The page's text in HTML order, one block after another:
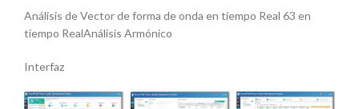
Análisis de Vector de forma de onda en tiempo Real 63 en
tiempo RealAnálisis Armónico
Interfaz